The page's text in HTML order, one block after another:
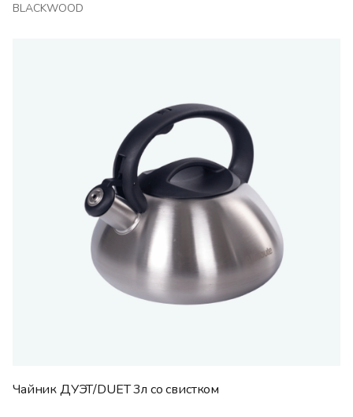
BLACKWOOD
Чайник ДУЭТ/DUET 3л со свистком